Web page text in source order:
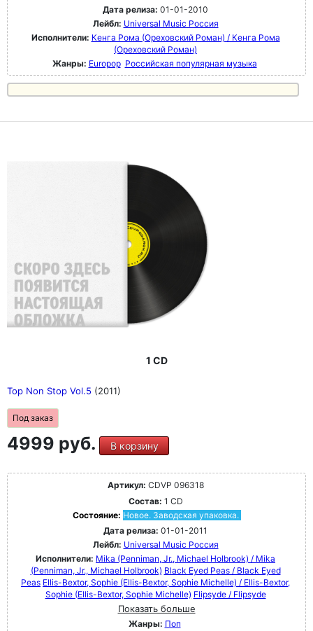
Дата релиза: 01-01-2010
Лейбл: Universal Music Россия
Исполнители: Кенга Рома (Ореховский Роман) / Кенга Рома
(Ореховский Роман)
Жанры: Europop Российская популярная музыка
1 CD
Top Non Stop Vol.5 (2011)
Под заказ
4999 руб. В корзину
Артикул: CDVP 096318
Состав: 1 CD
Состояние: Новое. Заводская упаковка.
Дата релиза: 01-01-2011
Лейбл: Universal Music Россия
Исполнители: Mika (Penniman, Jr., Michael Holbrook) / Mika
(Penniman, Jr., Michael Holbrook) Black Eyed Peas / Black Eyed
Peas Ellis-Bextor, Sophie (Ellis-Bextor, Sophie Michelle) / Ellis-Bextor,
Sophie (Ellis-Bextor, Sophie Michelle) Flipsyde / Flipsyde
Показать больше
Жанры: Поп